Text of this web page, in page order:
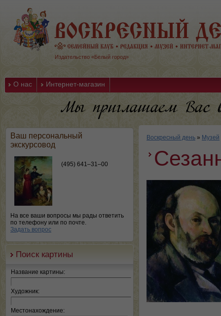
Издательство «Белый город»
О нас Интернет-магазин
Ваш персональный
экскурсовод
(495) 641–31–00
На все ваши вопросы мы рады ответить
по телефону или по почте.
Задать вопрос
Поиск картины
Название картины:
Художник:
Местонахождение:
Воскресный день » Музей